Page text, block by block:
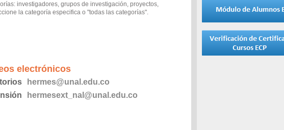
investigadores, grupos de investigación, proyectos,
la categoría especifica o "todas las categorías".
electrónicos
hermes@unal.edu.co
hermesext_nal@unal.edu.co